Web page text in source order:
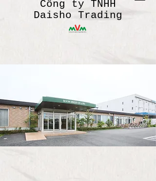
Công ty TNHH
Daisho Trading